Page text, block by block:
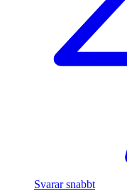
Svarar snabbt